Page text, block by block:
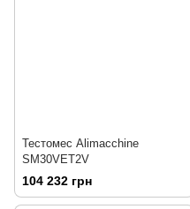
Тестомес Alimacchine
SM30VET2V
104 232 грн